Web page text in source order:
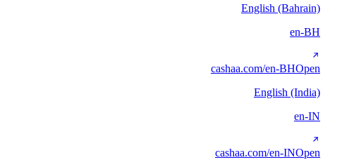
English (Bahrain)
en-BH
cashaa.com/en-BHOpen
English (India)
en-IN
cashaa.com/en-INOpen